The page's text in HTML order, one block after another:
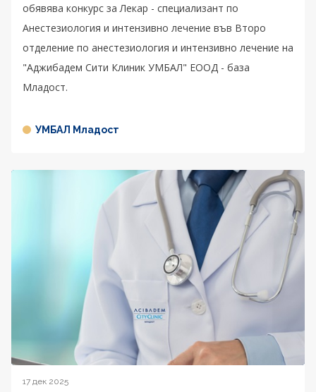
обявява конкурс за Лекар - специализант по
Анестезиология и интензивно лечение във Второ
отделение по анестезиология и интензивно лечение на
"Аджибадем Сити Клиник УМБАЛ" ЕООД - база
Младост.
УМБАЛ Младост
17 дек 2025